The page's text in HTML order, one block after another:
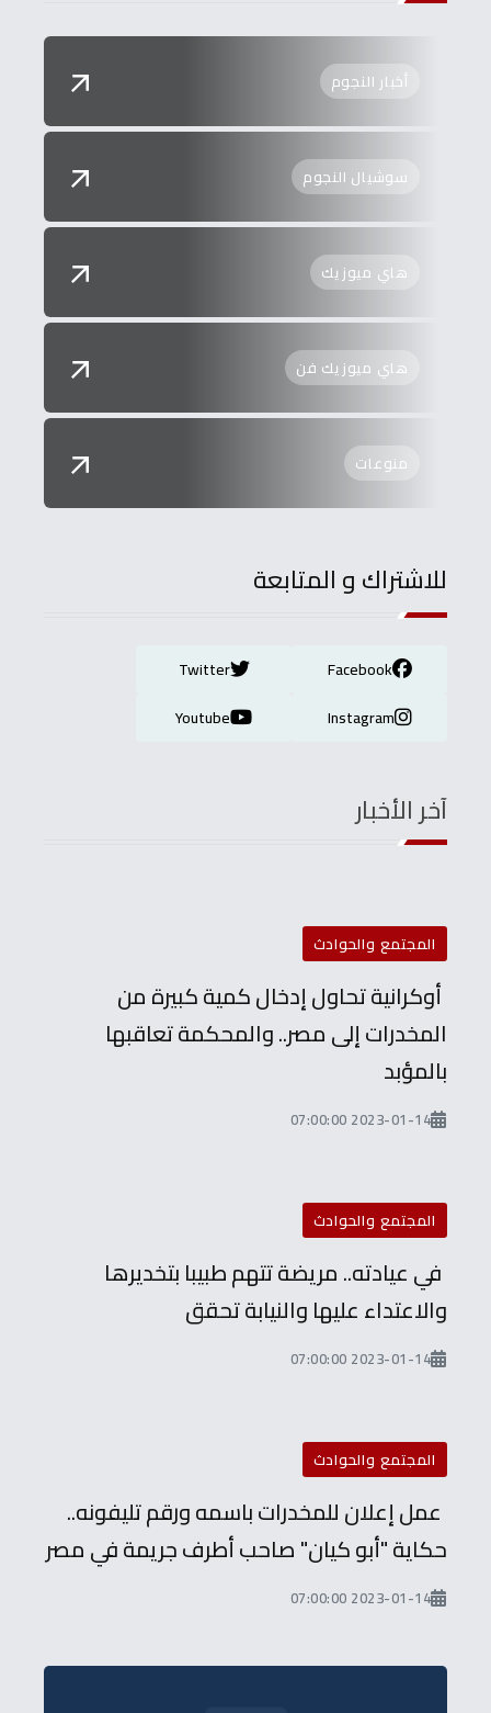
أخبار النجوم
سوشيال النجوم
هاي ميوزيك
هاي ميوزيك فن
منوعات
للاشتراك و المتابعة
Facebook
Twitter
Instagram
Youtube
آخر الأخبار
المجتمع والحوادث
أوكرانية تحاول إدخال كمية كبيرة من
المخدرات إلى مصر.. والمحكمة تعاقبها
بالمؤبد
2023-01-14 07:00:00
المجتمع والحوادث
في عيادته.. مريضة تتهم طبيبا بتخديرها
والاعتداء عليها والنيابة تحقق
2023-01-14 07:00:00
المجتمع والحوادث
عمل إعلان للمخدرات باسمه ورقم تليفونه..
حكاية "أبو كيان" صاحب أطرف جريمة في مصر
2023-01-14 07:00:00